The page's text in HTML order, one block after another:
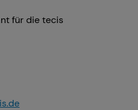
für die tecis